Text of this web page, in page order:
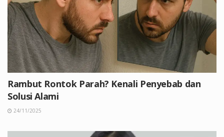
Rambut Rontok Parah? Kenali Penyebab dan
Solusi Alami
24/11/2025